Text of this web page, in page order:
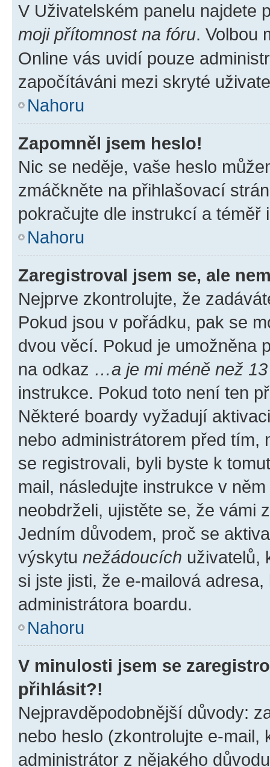
V Uživatelském panelu najdete
moji přítomnost na fóru. Volbou
Online vás uvidí pouze
započítáváni mezi skryté
Nahoru
Zapomněl jsem heslo!
Nic se neděje, vaše heslo
zmáčkněte na přihlašovací
pokračujte dle instrukcí a téměř
Nahoru
Zaregistroval jsem se, ale
Nejprve zkontrolujte, že
Pokud jsou v pořádku, pak se
dvou věcí. Pokud je umožněna
na odkaz …a je mi méně než
instrukce. Pokud toto není ten
Některé boardy vyžadují
nebo administrátorem před tím,
se registrovali, byli byste k
mail, následujte instrukce v
neobdrželi, ujistěte se, že vámi
Jedním důvodem, proč se
výskytu nežádoucích uživatelů,
si jste jisti, že e-mailová
administrátora boardu.
Nahoru
V minulosti jsem se
přihlásit?!
Nejpravděpodobnější důvody:
nebo heslo (zkontrolujte e-
administrátor z nějakého